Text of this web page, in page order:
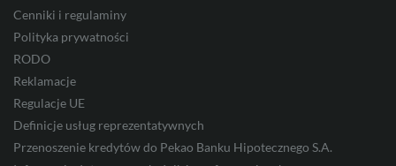
Cenniki i regulaminy
Polityka prywatności
RODO
Reklamacje
Regulacje UE
Definicje usług reprezentatywnych
Przenoszenie kredytów do Pekao Banku Hipotecznego S.A.